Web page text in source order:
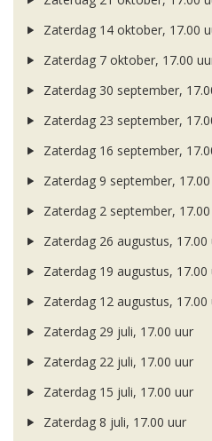
Zaterdag 14 oktober, 17.00
Zaterdag 7 oktober, 17.00
Zaterdag 30 september,
Zaterdag 23 september,
Zaterdag 16 september,
Zaterdag 9 september,
Zaterdag 2 september,
Zaterdag 26 augustus, 17.00
Zaterdag 19 augustus, 17.00
Zaterdag 12 augustus, 17.00
Zaterdag 29 juli, 17.00 uur
Zaterdag 22 juli, 17.00 uur
Zaterdag 15 juli, 17.00 uur
Zaterdag 8 juli, 17.00 uur